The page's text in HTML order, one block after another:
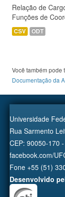
Relação de
Funções de
CSV ODT
Você também pode
Documentação da
Universidade
Rua Sarmento
CEP: 90050-170
facebook.com/
Fone +55 (51)
Desenvolvido